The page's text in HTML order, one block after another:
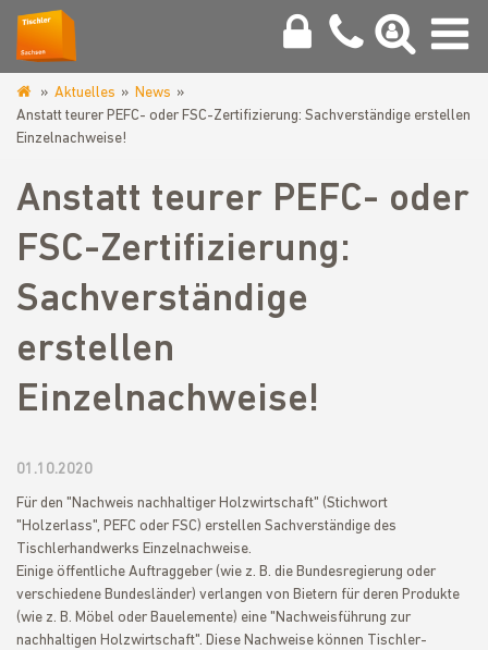
www.tischler-
sachsen.de
Aktuelles
News
Anstatt teurer PEFC- oder FSC-Zertifizierung: Sachverständige erstellen
Einzelnachweise!
Anstatt teurer PEFC- oder
FSC-Zertifizierung:
Sachverständige
erstellen
Einzelnachweise!
01.10.2020
Für den "Nachweis nachhaltiger Holzwirtschaft" (Stichwort
"Holzerlass", PEFC oder FSC) erstellen Sachverständige des
Tischlerhandwerks Einzelnachweise.
Einige öffentliche Auftraggeber (wie z. B. die Bundesregierung oder
verschiedene Bundesländer) verlangen von Bietern für deren Produkte
(wie z. B. Möbel oder Bauelemente) eine "Nachweisführung zur
nachhaltigen Holzwirtschaft". Diese Nachweise können Tischler-